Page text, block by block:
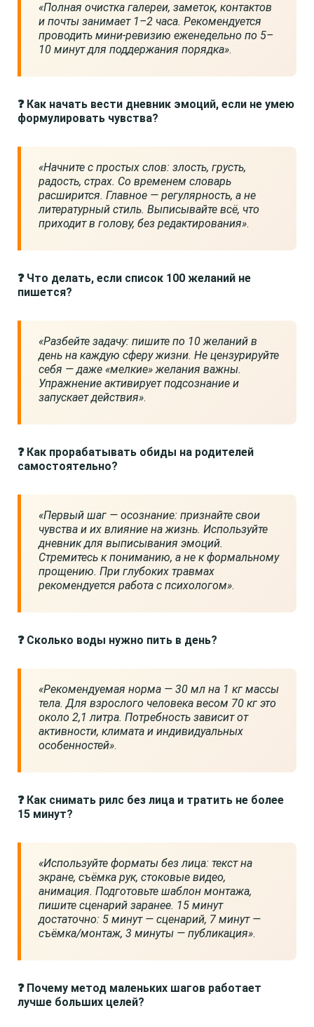
«Полная очистка галереи, заметок, контактов
и почты занимает 1–2 часа. Рекомендуется
проводить мини-ревизию еженедельно по 5–
10 минут для поддержания порядка».
❓ Как начать вести дневник эмоций, если не умею
формулировать чувства?
«Начните с простых слов: злость, грусть,
радость, страх. Со временем словарь
расширится. Главное — регулярность, а не
литературный стиль. Выписывайте всё, что
приходит в голову, без редактирования».
❓ Что делать, если список 100 желаний не
пишется?
«Разбейте задачу: пишите по 10 желаний в
день на каждую сферу жизни. Не цензурируйте
себя — даже «мелкие» желания важны.
Упражнение активирует подсознание и
запускает действия».
❓ Как прорабатывать обиды на родителей
самостоятельно?
«Первый шаг — осознание: признайте свои
чувства и их влияние на жизнь. Используйте
дневник для выписывания эмоций.
Стремитесь к пониманию, а не к формальному
прощению. При глубоких травмах
рекомендуется работа с психологом».
❓ Сколько воды нужно пить в день?
«Рекомендуемая норма — 30 мл на 1 кг массы
тела. Для взрослого человека весом 70 кг это
около 2,1 литра. Потребность зависит от
активности, климата и индивидуальных
особенностей».
❓ Как снимать рилс без лица и тратить не более
15 минут?
«Используйте форматы без лица: текст на
экране, съёмка рук, стоковые видео,
анимация. Подготовьте шаблон монтажа,
пишите сценарий заранее. 15 минут
достаточно: 5 минут — сценарий, 7 минут —
съёмка/монтаж, 3 минуты — публикация».
❓ Почему метод маленьких шагов работает
лучше больших целей?